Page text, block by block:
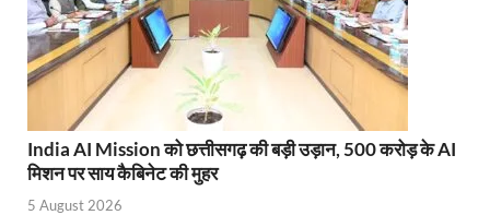
Sundarpura Railway Station: खाटू श्याम जी के भक्तो
Jan-Jan Ki Sarkar Abhiyan: 4 जुलाई से फिर शुरु
आ गई यूपी बीजेपी संगठन की लिस्ट, देखिए कौन-कौन है इस
Chhattisgarh UCC: छत्तीसगढ़ में UCC का खाका तैयार
राजमिस्त्री, किसान और शिक्षक परिवारों के बेटे यूपीएससी
India AI Mission को छत्तीसगढ़ की बड़ी उड़ान, 500 करोड़ के AI
मिशन पर साय कैबिनेट की मुहर
5 August 2026